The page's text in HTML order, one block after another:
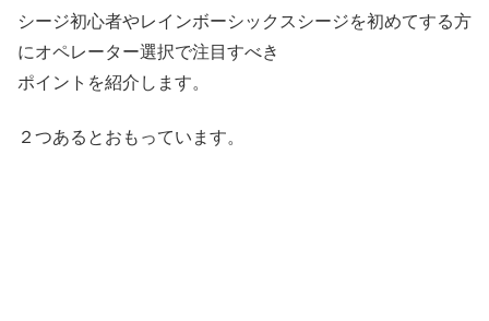
シージ初心者やレインボーシックスシージを初めてする方
にオペレーター選択で注目すべき
ポイントを紹介します。
２つあるとおもっています。